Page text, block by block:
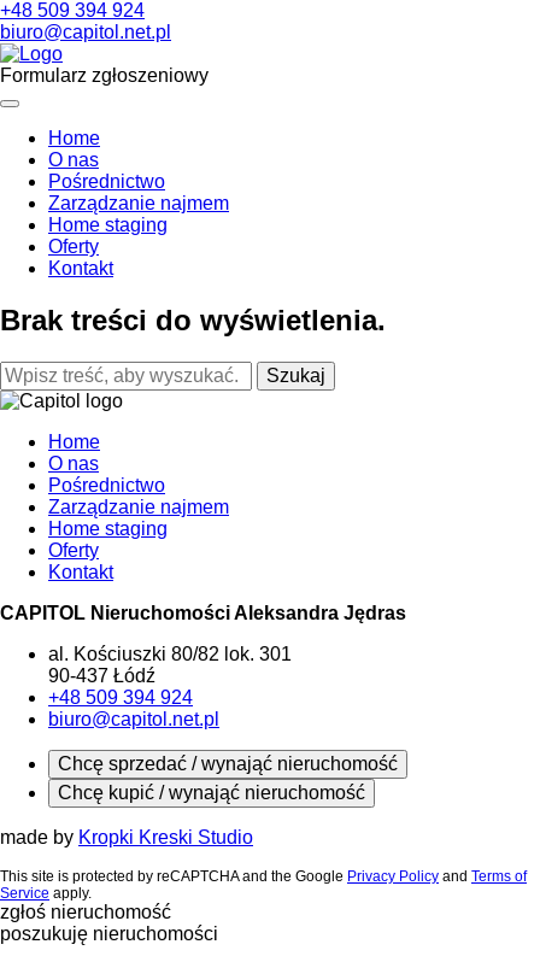
+48 509 394 924
biuro@capitol.net.pl
Formularz zgłoszeniowy
Home
O nas
Pośrednictwo
Zarządzanie najmem
Home staging
Oferty
Kontakt
Brak treści do wyświetlenia.
Szukaj
Home
O nas
Pośrednictwo
Zarządzanie najmem
Home staging
Oferty
Kontakt
CAPITOL Nieruchomości Aleksandra Jędras
al. Kościuszki 80/82 lok. 301
90-437 Łódź
+48 509 394 924
biuro@capitol.net.pl
Chcę sprzedać / wynająć nieruchomość
Chcę kupić / wynająć nieruchomość
made by Kropki Kreski Studio
This site is protected by reCAPTCHA and the Google Privacy Policy and Terms of
Service apply.
zgłoś nieruchomość
poszukuję nieruchomości